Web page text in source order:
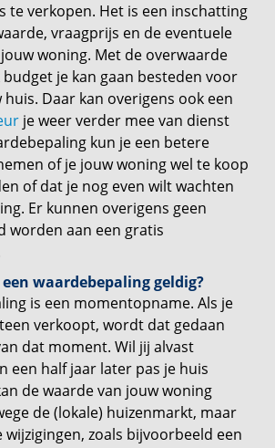
te verkopen. Het is een inschatting
vraagprijs en de eventuele
woning. Met de overwaarde
je kan gaan besteden voor
Daar kan overigens ook een
je weer verder mee van dienst
kun je een betere
of je jouw woning wel te koop
of dat je nog even wilt wachten
Er kunnen overigens geen
worden aan een gratis
waardebepaling geldig?
is een momentopname. Als je
verkoopt, wordt dat gedaan
dat moment. Wil jij alvast
een half jaar later pas je huis
de waarde van jouw woning
de (lokale) huizenmarkt, maar
zoals bijvoorbeeld een